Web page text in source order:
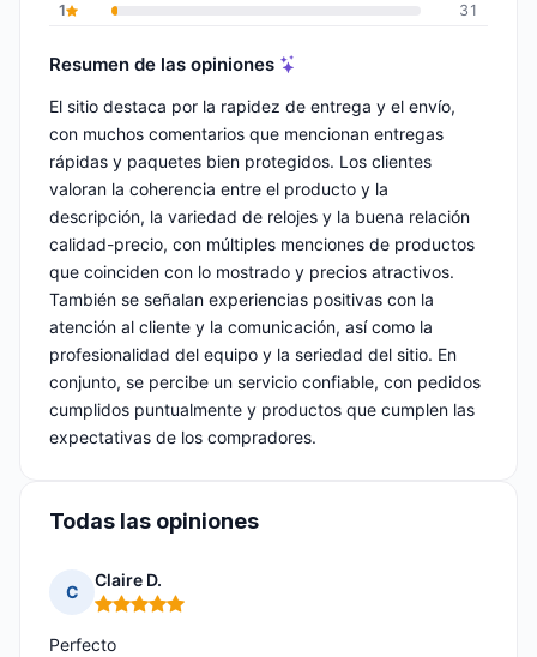
1
31
Resumen de las opiniones
El sitio destaca por la rapidez de entrega y el envío,
con muchos comentarios que mencionan entregas
rápidas y paquetes bien protegidos. Los clientes
valoran la coherencia entre el producto y la
descripción, la variedad de relojes y la buena relación
calidad-precio, con múltiples menciones de productos
que coinciden con lo mostrado y precios atractivos.
También se señalan experiencias positivas con la
atención al cliente y la comunicación, así como la
profesionalidad del equipo y la seriedad del sitio. En
conjunto, se percibe un servicio confiable, con pedidos
cumplidos puntualmente y productos que cumplen las
expectativas de los compradores.
Todas las opiniones
C
Claire D.
Nota: 5 de 5
Perfecto